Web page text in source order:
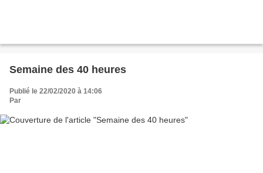
Semaine des 40 heures
Publié le 22/02/2020 à 14:06
Par